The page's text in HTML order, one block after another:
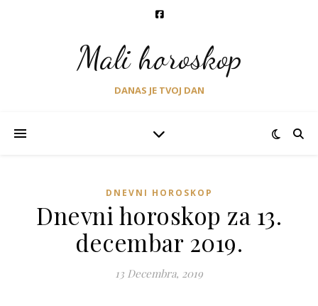
Mali horoskop
DANAS JE TVOJ DAN
DNEVNI HOROSKOP
Dnevni horoskop za 13.
decembar 2019.
13 Decembra, 2019